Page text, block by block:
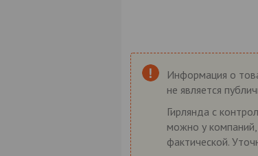
Информация о
не является
Гирлянда с
можно у компаний,
фактической.